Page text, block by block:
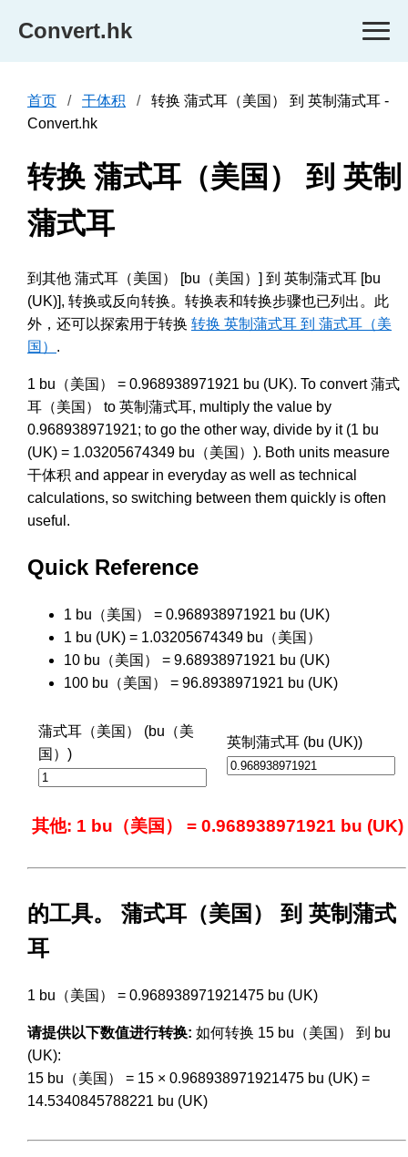
Convert.hk
首页 干体积
转换 蒲式耳（美国） 到 英制蒲式耳 -
Convert.hk
转换 蒲式耳（美国） 到 英制
蒲式耳
到其他 蒲式耳（美国） [bu（美国）] 到 英制蒲式耳 [bu
(UK)], 转换或反向转换。转换表和转换步骤也已列出。此
外，还可以探索用于转换 转换 英制蒲式耳 到 蒲式耳（美
国） .
1 bu（美国） = 0.968938971921 bu (UK). To convert 蒲式
耳（美国） to 英制蒲式耳, multiply the value by
0.968938971921; to go the other way, divide by it (1 bu
(UK) = 1.03205674349 bu（美国）). Both units measure
干体积 and appear in everyday as well as technical
calculations, so switching between them quickly is often
useful.
Quick Reference
1 bu（美国） = 0.968938971921 bu (UK)
1 bu (UK) = 1.03205674349 bu（美国）
10 bu（美国） = 9.68938971921 bu (UK)
100 bu（美国） = 96.8938971921 bu (UK)
蒲式耳（美国） (bu（美
国）)
英制蒲式耳 (bu (UK))
其他: 1 bu（美国） = 0.968938971921 bu (UK)
的工具。 蒲式耳（美国） 到 英制蒲式
耳
1 bu（美国） = 0.968938971921475 bu (UK)
请提供以下数值进行转换: 如何转换 15 bu（美国） 到 bu
(UK):
15 bu（美国） = 15 × 0.968938971921475 bu (UK) =
14.5340845788221 bu (UK)